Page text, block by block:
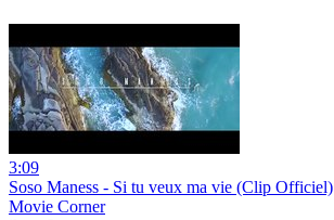
3:09
Soso Maness - Si tu veux ma vie (Clip Officiel)
Movie Corner